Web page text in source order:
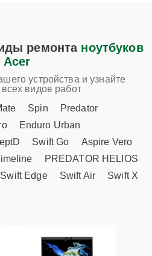
ремонта ноутбуков
Acer
устройства и узнайте
видов работ
Spin
Predator
Enduro Urban
Swift Go
Aspire Vero
PREDATOR HELIOS
Swift Edge Swift Air
Swift X